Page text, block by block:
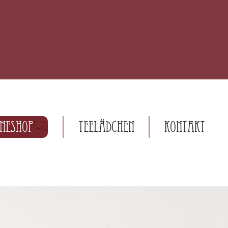
Teelädchen Kontakt